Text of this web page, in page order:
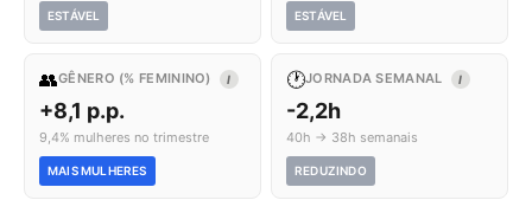
ESTÁVEL ESTÁVEL
👥GÊNERO (% FEMININO) I
+8,1 p.p.
9,4% mulheres no trimestre
MAIS MULHERES
🕐JORNADA SEMANAL I
-2,2h
40h → 38h semanais
REDUZINDO